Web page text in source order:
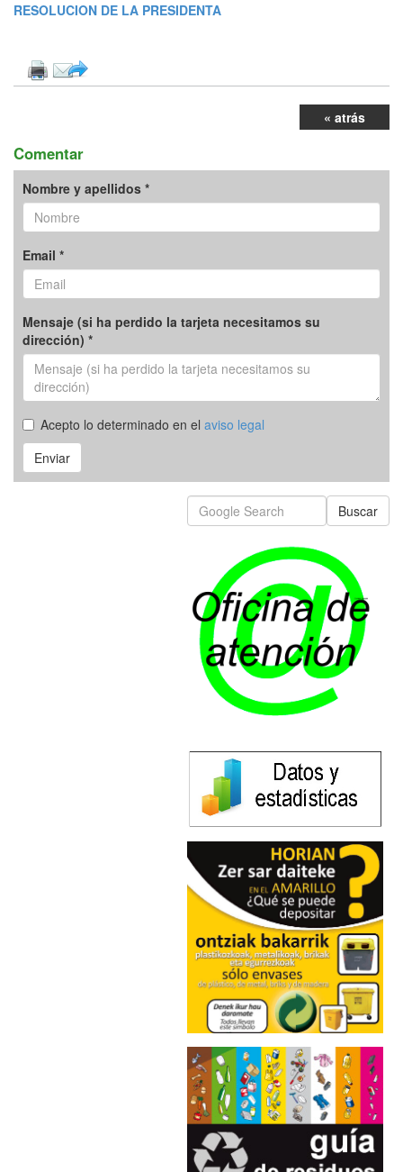
RESOLUCION DE LA PRESIDENTA
« atrás
Comentar
Nombre y apellidos *
Email *
Mensaje (si ha perdido la tarjeta necesitamos su
dirección) *
Acepto lo determinado en el aviso legal
Enviar
Buscar